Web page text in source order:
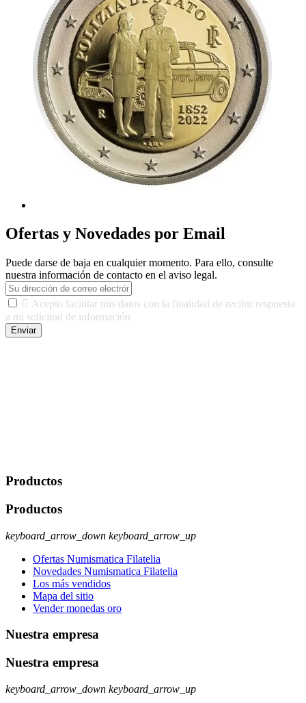
Ofertas y Novedades por Email
Puede darse de baja en cualquier momento. Para ello, consulte
nuestra información de contacto en el aviso legal.
 Acepto facilitar mis datos con la finalidad de recibir respuesta
a mi solicitud de información
Enviar
Productos
Productos
keyboard_arrow_down keyboard_arrow_up
Ofertas Numismatica Filatelia
Novedades Numismatica Filatelia
Los más vendidos
Mapa del sitio
Vender monedas oro
Nuestra empresa
Nuestra empresa
keyboard_arrow_down keyboard_arrow_up